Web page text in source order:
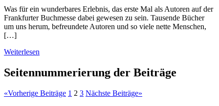
Was für ein wunderbares Erlebnis, das erste Mal als Autoren auf der
Frankfurter Buchmesse dabei gewesen zu sein. Tausende Bücher
um uns herum, befreundete Autoren und so viele nette Menschen,
[…]
Weiterlesen
Seitennummerierung der Beiträge
«Vorherige Beiträge 1 2 3 Nächste Beiträge»